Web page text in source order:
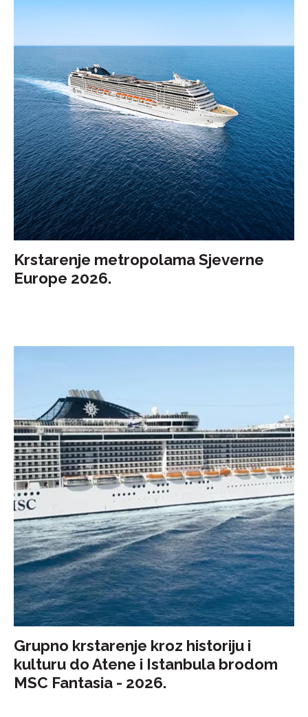
Krstarenje metropolama Sjeverne
Europe 2026.
Grupno krstarenje kroz historiju i
kulturu do Atene i Istanbula brodom
MSC Fantasia - 2026.